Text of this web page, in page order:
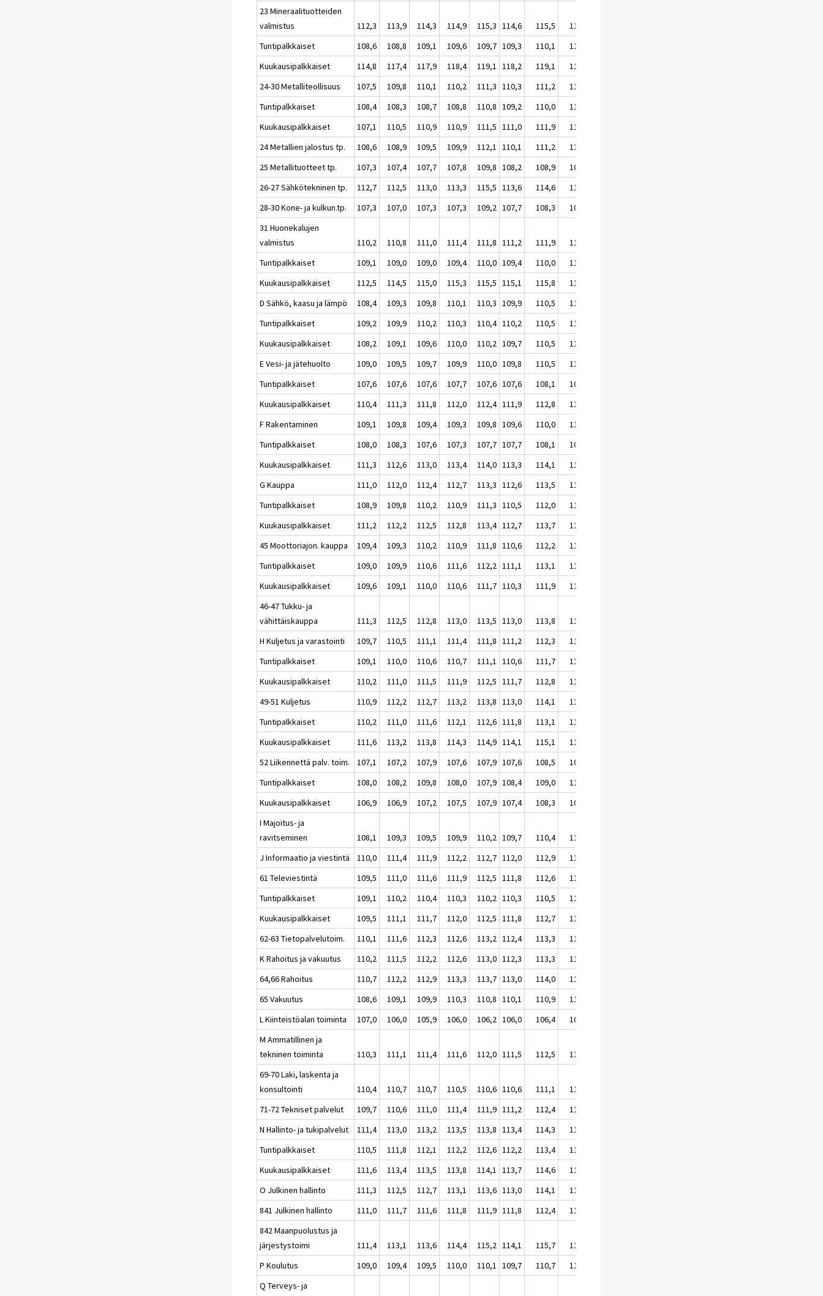
23 Mineraalituotteiden
valmistus
112,3 113,9 114,3 114,9 115,3 114,6 115,5
116,2
Tuntipalkkaiset
108,6 108,8 109,1 109,6 109,7 109,3 110,1
110,6
Kuukausipalkkaiset
114,8 117,4 117,9 118,4 119,1 118,2 119,1
119,9
24-30 Metalliteollisuus
107,5 109,8 110,1 110,2 111,3 110,3 111,2
111,4
Tuntipalkkaiset
108,4 108,3 108,7 108,8 110,8 109,2 110,0
110,1
Kuukausipalkkaiset
107,1 110,5 110,9 110,9 111,5 111,0 111,9
112,1
24 Metallien jalostus tp.
108,6 108,9 109,5 109,9 112,1 110,1 111,2
111,3
25 Metallituotteet tp.
107,3 107,4 107,7 107,8 109,8 108,2 108,9
109,0
26-27 Sähkötekninen tp.
112,7 112,5 113,0 113,3 115,5 113,6 114,6
114,7
28-30 Kone- ja kulkun.tp.
107,3 107,0 107,3 107,3 109,2 107,7 108,3
108,4
31 Huonekalujen
valmistus
110,2 110,8 111,0 111,4 111,8 111,2 111,9
112,2
Tuntipalkkaiset
109,1 109,0 109,0 109,4 110,0 109,4 110,0
110,3
Kuukausipalkkaiset
112,5 114,5 115,0 115,3 115,5 115,1 115,8
116,2
D Sähkö, kaasu ja lämpö
108,4 109,3 109,8 110,1 110,3 109,9 110,5
110,9
Tuntipalkkaiset
109,2 109,9 110,2 110,3 110,4 110,2 110,5
110,8
Kuukausipalkkaiset
108,2 109,1 109,6 110,0 110,2 109,7 110,5
110,9
E Vesi- ja jätehuolto
109,0 109,5 109,7 109,9 110,0 109,8 110,5
110,8
Tuntipalkkaiset
107,6 107,6 107,6 107,7 107,6 107,6 108,1
108,5
Kuukausipalkkaiset
110,4 111,3 111,8 112,0 112,4 111,9 112,8
113,1
F Rakentaminen
109,1 109,8 109,4 109,3 109,8 109,6 110,0
110,1
Tuntipalkkaiset
108,0 108,3 107,6 107,3 107,7 107,7 108,1
107,8
Kuukausipalkkaiset
111,3 112,6 113,0 113,4 114,0 113,3 114,1
114,6
G Kauppa
111,0 112,0 112,4 112,7 113,3 112,6 113,5
114,2
Tuntipalkkaiset
108,9 109,8 110,2 110,9 111,3 110,5 112,0
112,3
Kuukausipalkkaiset
111,2 112,2 112,5 112,8 113,4 112,7 113,7
114,3
45 Moottoriajon. kauppa
109,4 109,3 110,2 110,9 111,8 110,6 112,2
112,5
Tuntipalkkaiset
109,0 109,9 110,6 111,6 112,2 111,1 113,1
113,3
Kuukausipalkkaiset
109,6 109,1 110,0 110,6 111,7 110,3 111,9
112,1
46-47 Tukku- ja
vähittäiskauppa
111,3 112,5 112,8 113,0 113,5 113,0 113,8
114,4
H Kuljetus ja varastointi
109,7 110,5 111,1 111,4 111,8 111,2 112,3
112,7
Tuntipalkkaiset
109,1 110,0 110,6 110,7 111,1 110,6 111,7
112,2
Kuukausipalkkaiset
110,2 111,0 111,5 111,9 112,5 111,7 112,8
113,2
49-51 Kuljetus
110,9 112,2 112,7 113,2 113,8 113,0 114,1
114,6
Tuntipalkkaiset
110,2 111,0 111,6 112,1 112,6 111,8 113,1
113,5
Kuukausipalkkaiset
111,6 113,2 113,8 114,3 114,9 114,1 115,1
115,8
52 Liikennettä palv. toim.
107,1 107,2 107,9 107,6 107,9 107,6 108,5
109,1
Tuntipalkkaiset
108,0 108,2 109,8 108,0 107,9 108,4 109,0
110,8
Kuukausipalkkaiset
106,9 106,9 107,2 107,5 107,9 107,4 108,3
108,5
I Majoitus- ja
ravitseminen
108,1 109,3 109,5 109,9 110,2 109,7 110,4
111,0
J Informaatio ja viestintä
110,0 111,4 111,9 112,2 112,7 112,0 112,9
113,1
61 Televiestintä
109,5 111,0 111,6 111,9 112,5 111,8 112,6
112,8
Tuntipalkkaiset
109,1 110,2 110,4 110,3 110,2 110,3 110,5
110,8
Kuukausipalkkaiset
109,5 111,1 111,7 112,0 112,5 111,8 112,7
112,8
62-63 Tietopalvelutoim.
110,1 111,6 112,3 112,6 113,2 112,4 113,3
113,6
K Rahoitus ja vakuutus
110,2 111,5 112,2 112,6 113,0 112,3 113,3
113,6
64,66 Rahoitus
110,7 112,2 112,9 113,3 113,7 113,0 114,0
114,3
65 Vakuutus
108,6 109,1 109,9 110,3 110,8 110,1 110,9
111,3
L Kiinteistöalan toiminta
107,0 106,0 105,9 106,0 106,2 106,0 106,4
107,0
M Ammatillinen ja
tekninen toiminta
110,3 111,1 111,4 111,6 112,0 111,5 112,5
112,8
69-70 Laki, laskenta ja
konsultointi
110,4 110,7 110,7 110,5 110,6 110,6 111,1
111,3
71-72 Tekniset palvelut
109,7 110,6 111,0 111,4 111,9 111,2 112,4
112,7
N Hallinto- ja tukipalvelut
111,4 113,0 113,2 113,5 113,8 113,4 114,3
114,9
Tuntipalkkaiset
110,5 111,8 112,1 112,2 112,6 112,2 113,4
113,8
Kuukausipalkkaiset
111,6 113,4 113,5 113,8 114,1 113,7 114,6
115,2
O Julkinen hallinto
111,3 112,5 112,7 113,1 113,6 113,0 114,1
114,4
841 Julkinen hallinto
111,0 111,7 111,6 111,8 111,9 111,8 112,4
112,8
842 Maanpuolustus ja
järjestystoimi
111,4 113,1 113,6 114,4 115,2 114,1 115,7
116,1
P Koulutus
109,0 109,4 109,5 110,0 110,1 109,7 110,7
110,9
Q Terveys- ja